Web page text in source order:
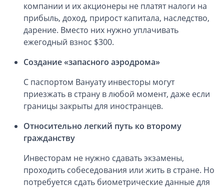
Мерчант аккаунт
VAT номер (НДС)
Проверка названий Английских компаний
Регистрация торговой марки в UK и в Европе
Дополнительные услуги
Правовые услуги
Информация, статьи
Способы оплаты
компании и их акционеры не платят налоги на
прибыль, доход, прирост капитала, наследство,
дарение. Вместо них нужно уплачивать
ежегодный взнос $300.
Создание «запасного аэродрома»
С паспортом Вануату инвесторы могут
приезжать в страну в любой момент, даже если
границы закрыты для иностранцев.
Относительно легкий путь ко второму
гражданству
Инвесторам не нужно сдавать экзамены,
проходить собеседования или жить в стране. Но
потребуется сдать биометрические данные для